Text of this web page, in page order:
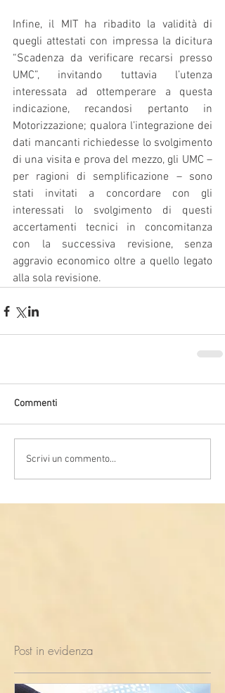
Infine, il MIT ha ribadito la validità di
quegli attestati con impressa la dicitura
“Scadenza da verificare recarsi presso
UMC”, invitando tuttavia l’utenza
interessata ad ottemperare a questa
indicazione, recandosi pertanto in
Motorizzazione; qualora l’integrazione dei
dati mancanti richiedesse lo svolgimento
di una visita e prova del mezzo, gli UMC –
per ragioni di semplificazione – sono
stati invitati a concordare con gli
interessati lo svolgimento di questi
accertamenti tecnici in concomitanza
con la successiva revisione, senza
aggravio economico oltre a quello legato
alla sola revisione.
Commenti
Scrivi un commento...
Post in evidenza